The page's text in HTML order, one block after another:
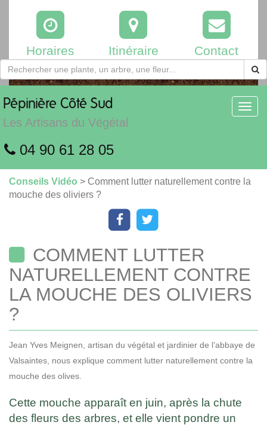
Horaires Itinéraire Contact
Pépinière Côté Sud
Les Artisans du Végétal
04 90 61 28 05
Conseils Vidéo > Comment lutter naturellement contre la
mouche des oliviers ?
COMMENT LUTTER
NATURELLEMENT CONTRE
LA MOUCHE DES OLIVIERS
?
Jean Yves Meignen, artisan du végétal et jardinier de l’abbaye de
Valsaintes, nous explique comment lutter naturellement contre la
mouche des olives.
Cette mouche apparaît en juin, après la chute
des fleurs des arbres, et elle vient pondre un